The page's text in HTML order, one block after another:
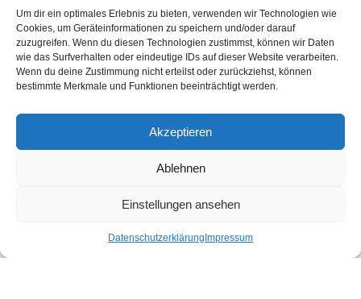
Um dir ein optimales Erlebnis zu bieten, verwenden wir Technologien wie
Cookies, um Geräteinformationen zu speichern und/oder darauf
zuzugreifen. Wenn du diesen Technologien zustimmst, können wir Daten
wie das Surfverhalten oder eindeutige IDs auf dieser Website verarbeiten.
Wenn du deine Zustimmung nicht erteilst oder zurückziehst, können
bestimmte Merkmale und Funktionen beeinträchtigt werden.
Akzeptieren
Ablehnen
Einstellungen ansehen
Datenschutzerklärung Impressum
Kundenstimmen
43Leserstimmen